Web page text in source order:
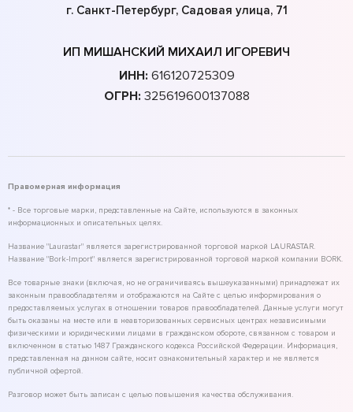
г. Санкт-Петербург, Садовая улица, 71
ИП МИШАНСКИЙ МИХАИЛ ИГОРЕВИЧ
ИНН: 616120725309
ОГРН: 325619600137088
Правомерная информация
* - Все торговые марки, представленные на Сайте, используются в законных
информационных и описательных целях.
Название "Laurastar" является зарегистрированной торговой маркой LAURASTAR.
Название "Bork-Import" является зарегистрированной торговой маркой компании BORK.
Все товарные знаки (включая, но не ограничиваясь вышеуказанными) принадлежат их
законным правообладателям и отображаются на Сайте с целью информирования о
предоставляемых услугах в отношении товаров правообладателей. Данные услуги могут
быть оказаны на месте или в неавторизованных сервисных центрах независимыми
физическими и юридическими лицами в гражданском обороте, связанном с товаром и
включенном в статью 1487 Гражданского кодекса Российской Федерации. Информация,
представленная на данном сайте, носит ознакомительный характер и не является
публичной офертой.
Разговор может быть записан с целью повышения качества обслуживания.